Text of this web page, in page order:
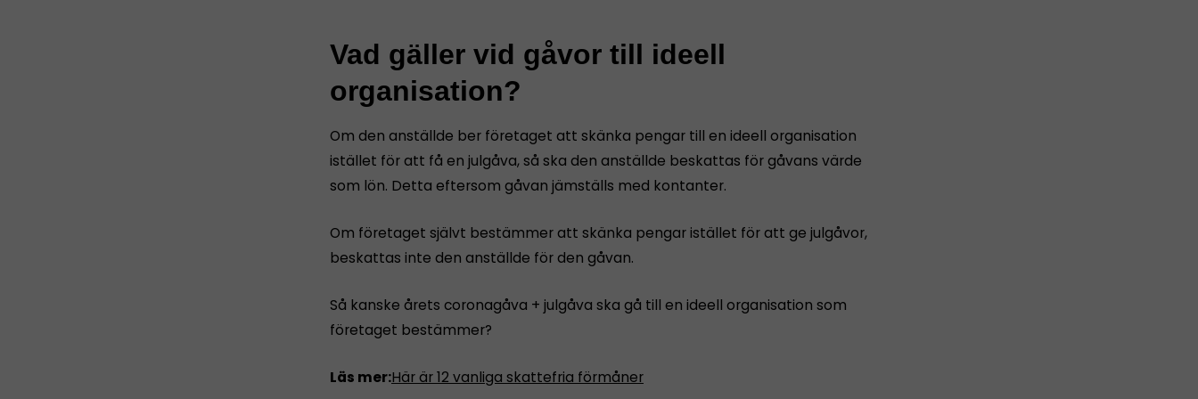
Vad gäller vid gåvor till ideell
organisation?
Om den anställde ber företaget att skänka pengar till en ideell organisation
istället för att få en julgåva, så ska den anställde beskattas för gåvans värde
som lön. Detta eftersom gåvan jämställs med kontanter.
Om företaget självt bestämmer att skänka pengar istället för att ge julgåvor,
beskattas inte den anställde för den gåvan.
Så kanske årets coronagåva + julgåva ska gå till en ideell organisation som
företaget bestämmer?
Läs mer:Här är 12 vanliga skattefria förmåner